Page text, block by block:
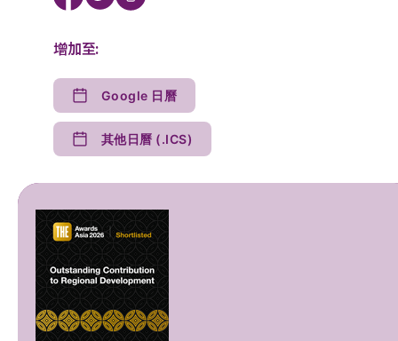
增加至:
Google 日曆
其他日曆 (.ICS)